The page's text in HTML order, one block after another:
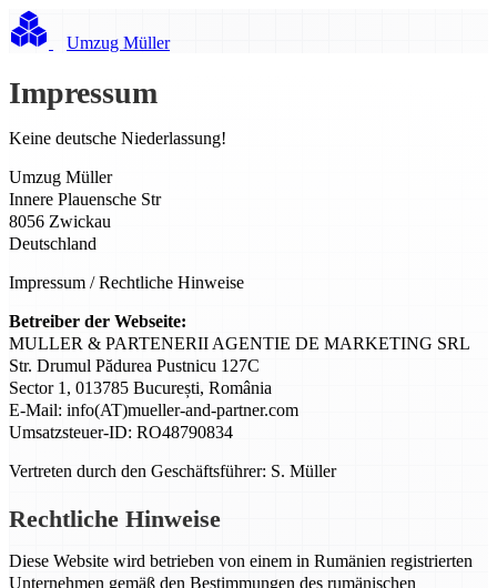
Umzug Müller
Impressum
Keine deutsche Niederlassung!
Umzug Müller
Innere Plauensche Str
8056 Zwickau
Deutschland
Impressum / Rechtliche Hinweise
Betreiber der Webseite:
MULLER & PARTENERII AGENTIE DE MARKETING SRL
Str. Drumul Pădurea Pustnicu 127C
Sector 1, 013785 București, România
E-Mail: info(AT)mueller-and-partner.com
Umsatzsteuer-ID: RO48790834
Vertreten durch den Geschäftsführer: S. Müller
Rechtliche Hinweise
Diese Website wird betrieben von einem in Rumänien registrierten
Unternehmen gemäß den Bestimmungen des rumänischen